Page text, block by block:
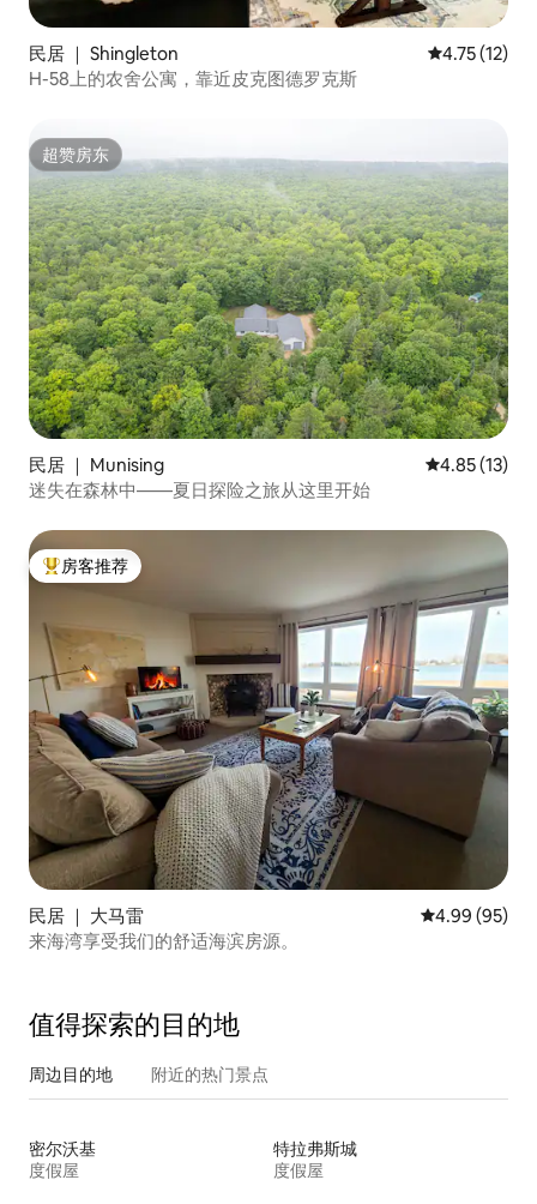
民居 ｜ Shingleton 平均评分
4.75 (12)
H-58上的农舍公寓，靠近皮克图德罗克斯
超赞房东
超赞房东
民居 ｜ Munising 平均评分
4.85 (13)
迷失在森林中——夏日探险之旅从这里开始
热门「房客推荐」
房客推荐
民居 ｜ 大马雷 平均评分 4.99
4.99 (95)
来海湾享受我们的舒适海滨房源。
值得探索的目的地
周边目的地 附近的热门景点
密尔沃基
度假屋
特拉弗斯城
度假屋